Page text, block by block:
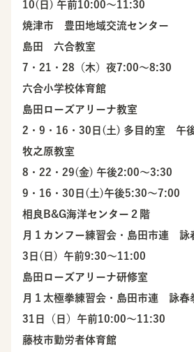
10(日) 午前10:00〜11:30
焼津市 豊田地域交流センター
島田 六合教室
7・21・28（木）夜7:00〜8:30
六合小学校体育館
島田ローズアリーナ教室
2・9・16・30日(土) 多目的室 午
牧之原教室
8・22・29(金) 午後2:00〜3:30
9・16・30日(土)午後5:30〜7:00
相良B&G海洋センター２階
月１カンフー練習会・島田市連 詠
3日(日) 午前9:30〜11:00
島田ローズアリーナ研修室
月１太極拳練習会・島田市連 詠春
31日（日）午前10:00〜11:30
藤枝市勤労者体育館